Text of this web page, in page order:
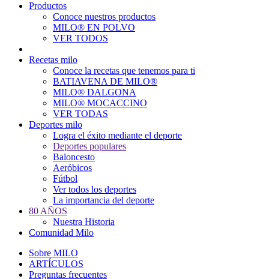
navigation
Productos
Conoce nuestros productos
MILO® EN POLVO
VER TODOS
Recetas milo
Conoce la recetas que tenemos para ti
BATIAVENA DE MILO®
MILO® DALGONA
MILO® MOCACCINO
VER TODAS
Deportes milo
Logra el éxito mediante el deporte
Deportes populares
Baloncesto
Aeróbicos
Fútbol
Ver todos los deportes
La importancia del deporte
80 AÑOS
Nuestra Historia
Comunidad Milo
Sobre MILO
ARTÍCULOS
Preguntas frecuentes